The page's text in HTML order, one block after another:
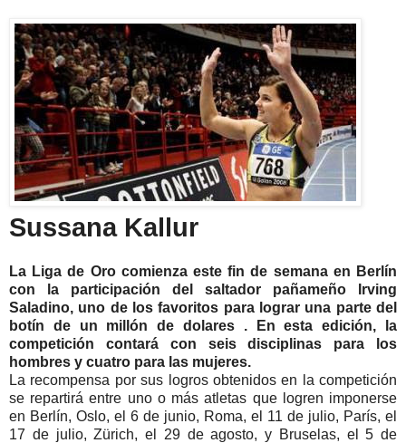
Sussana Kallur
La Liga de Oro comienza este fin de semana en Berlín
con la participación del saltador pañameño Irving
Saladino, uno de los favoritos para lograr una parte del
botín de un millón de dolares . En esta edición, la
competición contará con seis disciplinas para los
hombres y cuatro para las mujeres.
La recompensa por sus logros obtenidos en la competición
se repartirá entre uno o más atletas que logren imponerse
en Berlín, Oslo, el 6 de junio, Roma, el 11 de julio, París, el
17 de julio, Zürich, el 29 de agosto, y Bruselas, el 5 de